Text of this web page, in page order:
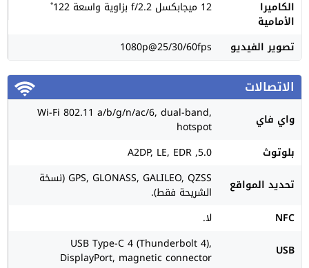
الكاميرا
الأمامية
12 ميجابكسل f/2.2 بزاوية واسعة 122˚
تصوير الفيديو 1080p@25/30/60fps
الاتصالات
واي فاي Wi-Fi 802.11 a/b/g/n/ac/6, dual-band,
hotspot
بلوتوث
5.0, A2DP, LE, EDR
تحديد المواقع
GPS, GLONASS, GALILEO, QZSS (نسخة
الشريحة فقط).
NFC
لا.
USB
USB Type-C 4 (Thunderbolt 4),
DisplayPort, magnetic connector